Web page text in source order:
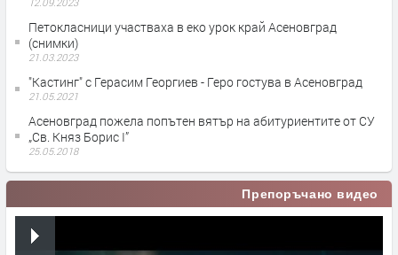
Петокласници участваха в еко урок край Асеновград
(снимки)
21.03.2023
"Кастинг" с Герасим Георгиев - Геро гостува в Асеновград
21.05.2021
Асеновград пожела попътен вятър на абитуриентите от СУ
„Св. Княз Борис I”
25.05.2018
Препоръчано видео